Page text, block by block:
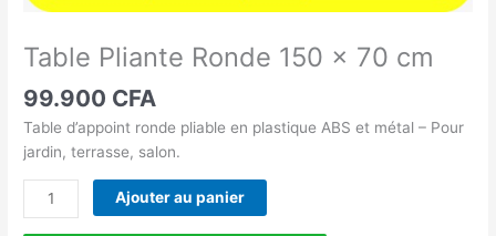
Table Pliante Ronde 150 x 70 cm
99.900 CFA
Table d’appoint ronde pliable en plastique ABS et métal – Pour
jardin, terrasse, salon.
Ajouter au panier